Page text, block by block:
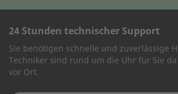
KONTAKT AUFNEHMEN
Wie können wir Ihnen helfen?
24 Stunden technischer Support
Sie benötigen schnelle und zuverlässige
Techniker sind rund um die Uhr für Sie
vor Ort.